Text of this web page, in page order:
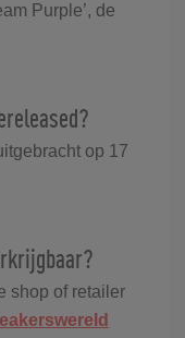
Purple’, de
op 17
shop of retailer